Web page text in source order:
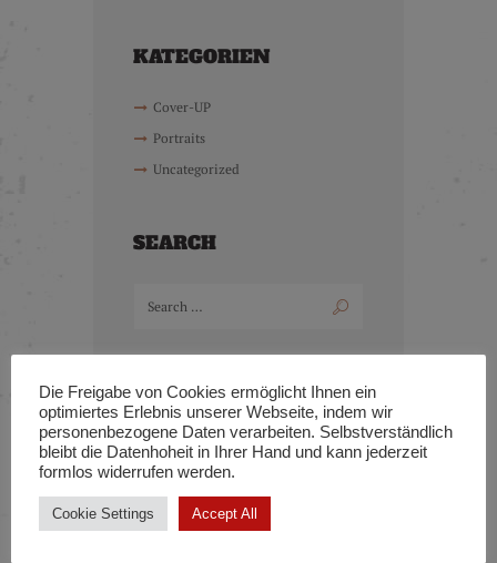
KATEGORIEN
Cover-UP
Portraits
Uncategorized
SEARCH
ARCHIVE
Adam Brown zu
What to Expect After
the First Tattoo
Cindy JeffersonzuWhat to Expect
After the First Tattoo
Die Freigabe von Cookies ermöglicht Ihnen ein
optimiertes Erlebnis unserer Webseite, indem wir
personenbezogene Daten verarbeiten. Selbstverständlich
bleibt die Datenhoheit in Ihrer Hand und kann jederzeit
formlos widerrufen werden.
Cookie Settings Accept All